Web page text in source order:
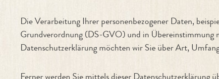
Die Verarbeitung Ihrer personenbezogener Daten,
Grundverordnung (DS-GVO) und in
Datenschutzerklärung möchten wir Sie über Art,